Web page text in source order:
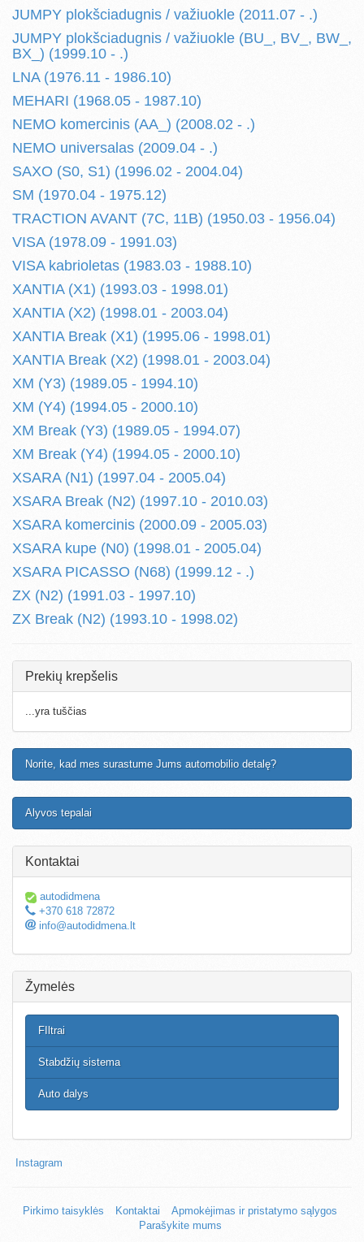
JUMPY plokšciadugnis / važiuokle (2011.07 - .)
JUMPY plokšciadugnis / važiuokle (BU_, BV_, BW_,
BX_) (1999.10 - .)
LNA (1976.11 - 1986.10)
MEHARI (1968.05 - 1987.10)
NEMO komercinis (AA_) (2008.02 - .)
NEMO universalas (2009.04 - .)
SAXO (S0, S1) (1996.02 - 2004.04)
SM (1970.04 - 1975.12)
TRACTION AVANT (7C, 11B) (1950.03 - 1956.04)
VISA (1978.09 - 1991.03)
VISA kabrioletas (1983.03 - 1988.10)
XANTIA (X1) (1993.03 - 1998.01)
XANTIA (X2) (1998.01 - 2003.04)
XANTIA Break (X1) (1995.06 - 1998.01)
XANTIA Break (X2) (1998.01 - 2003.04)
XM (Y3) (1989.05 - 1994.10)
XM (Y4) (1994.05 - 2000.10)
XM Break (Y3) (1989.05 - 1994.07)
XM Break (Y4) (1994.05 - 2000.10)
XSARA (N1) (1997.04 - 2005.04)
XSARA Break (N2) (1997.10 - 2010.03)
XSARA komercinis (2000.09 - 2005.03)
XSARA kupe (N0) (1998.01 - 2005.04)
XSARA PICASSO (N68) (1999.12 - .)
ZX (N2) (1991.03 - 1997.10)
ZX Break (N2) (1993.10 - 1998.02)
Prekių krepšelis
...yra tuščias
Norite, kad mes surastume Jums automobilio detalę?
Alyvos tepalai
Kontaktai
autodidmena
+370 618 72872
info@autodidmena.lt
Žymelės
FIltrai
Stabdžių sistema
Auto dalys
Instagram
Pirkimo taisyklės Kontaktai
Apmokėjimas ir pristatymo sąlygos
Parašykite mums